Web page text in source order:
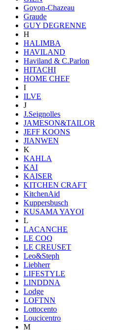
Goyon-Chazeau
Graude
GUY DEGRENNE
H
HALIMBA
HAVILAND
Haviland & C.Parlon
HITACHI
HOME CHEF
I
ILVE
J
J.Seignolles
JAMESON&TAILOR
JEFF KOONS
JIANWEN
K
KAHLA
KAI
KAISER
KITCHEN CRAFT
KitchenAid
Kuppersbusch
KUSAMA YAYOI
L
LACANCHE
LE COQ
LE CREUSET
Leo&Steph
Liebherr
LIFESTYLE
LINDDNA
Lodge
LOFTNN
Lottocento
Loucicentro
M